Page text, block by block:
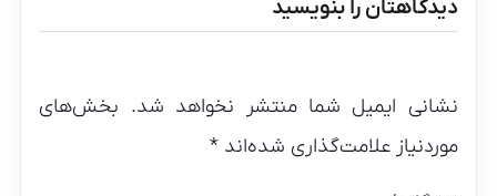
دیدگاهتان را بنویسید
نشانی ایمیل شما منتشر نخواهد شد. بخش‌های
موردنیاز علامت‌گذاری شده‌اند*